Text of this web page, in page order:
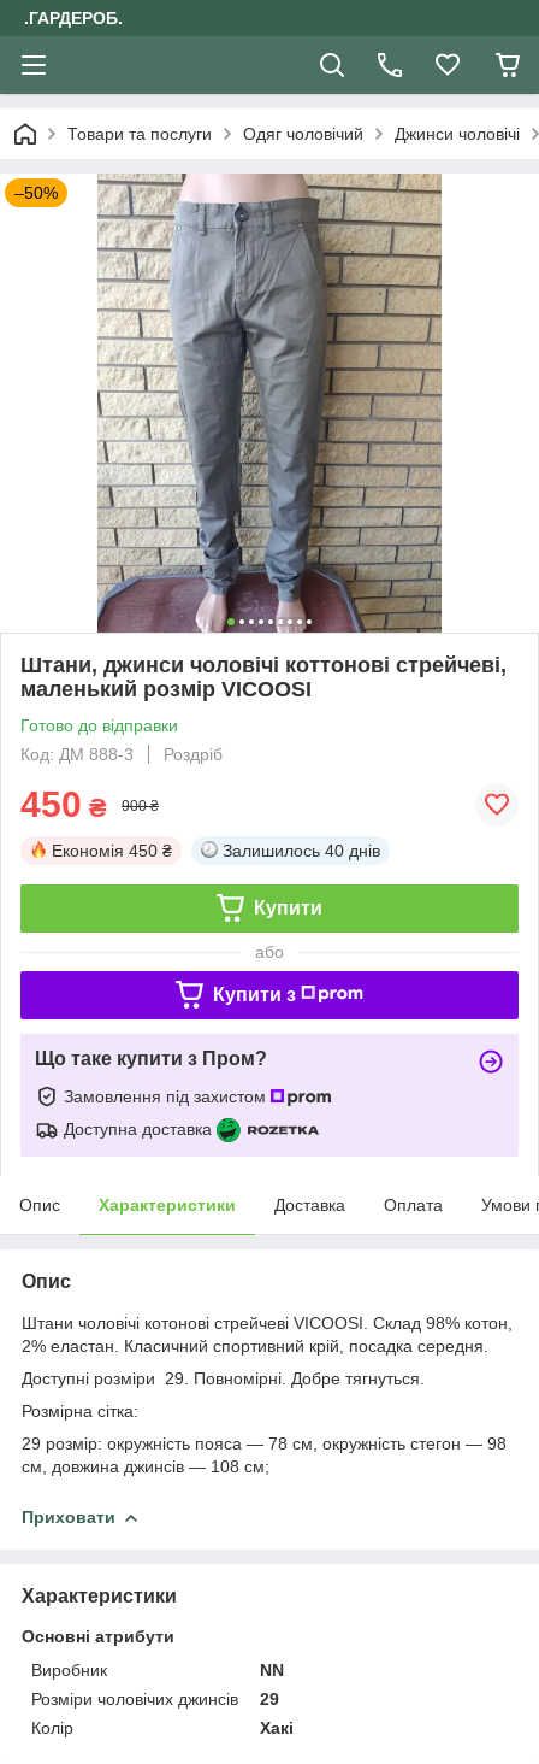
.ГАРДЕРОБ.
Товари та послуги Одяг чоловічий Джинси чоловічі
–50%
Штани, джинси чоловічі коттонові стрейчеві,
маленький розмір VICOOSI
Готово до відправки
Код: ДМ 888-3
Роздріб
450 ₴ 900 ₴
Економія 450 ₴ Залишилось 40 днів
Купити
або
Купити з
Що таке купити з Пром?
Замовлення під захистом
Доступна доставка
Опис Характеристики Доставка Оплата Умови
Опис
Штани чоловічі котонові стрейчеві VICOOSI. Склад 98% котон,
2% еластан. Класичний спортивний крій, посадка середня.
Доступні розміри 29. Повномірні. Добре тягнуться.
Розмірна сітка:
29 розмір: окружність пояса — 78 см, окружність стегон — 98
см, довжина джинсів — 108 см;
Приховати
Характеристики
Основні атрибути
Виробник
NN
Розміри чоловічих джинсів
29
Колір
Хакі